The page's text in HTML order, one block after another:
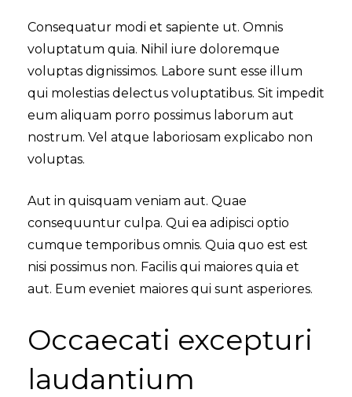
Consequatur modi et sapiente ut. Omnis
voluptatum quia. Nihil iure doloremque
voluptas dignissimos. Labore sunt esse illum
qui molestias delectus voluptatibus. Sit impedit
eum aliquam porro possimus laborum aut
nostrum. Vel atque laboriosam explicabo non
voluptas.
Aut in quisquam veniam aut. Quae
consequuntur culpa. Qui ea adipisci optio
cumque temporibus omnis. Quia quo est est
nisi possimus non. Facilis qui maiores quia et
aut. Eum eveniet maiores qui sunt asperiores.
Occaecati excepturi
laudantium